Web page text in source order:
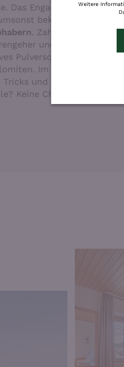
Das Engadin und seine
bekannt
. Zahlreiche
und tolle Hänge
Pulverschneeerlebnis in
Im weitläufigen
und Sprünge geübt
Keine Chance!
Weitere